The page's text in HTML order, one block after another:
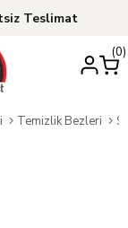
Teslimat
0
Temizlik Bezleri